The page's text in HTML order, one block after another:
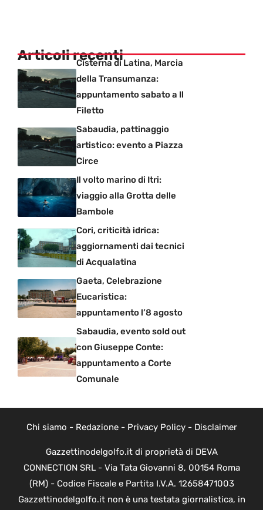
Articoli recentiCisterna di Latina, Marcia
della Transumanza:
appuntamento sabato a Il
Filetto
Sabaudia, pattinaggio
artistico: evento a Piazza
Circe
Il volto marino di Itri:
viaggio alla Grotta delle
Bambole
Cori, criticità idrica:
aggiornamenti dai tecnici
di Acqualatina
Gaeta, Celebrazione
Eucaristica:
appuntamento l’8 agosto
Sabaudia, evento sold out
con Giuseppe Conte:
appuntamento a Corte
Comunale
Chi siamo - Redazione- Privacy Policy- Disclaimer
Gazzettinodelgolfo.it di proprietà di DEVA
CONNECTION SRL - Via Tata Giovanni 8, 00154 Roma
(RM) - Codice Fiscale e Partita I.V.A. 12658471003
Gazzettinodelgolfo.it non è una testata giornalistica, in